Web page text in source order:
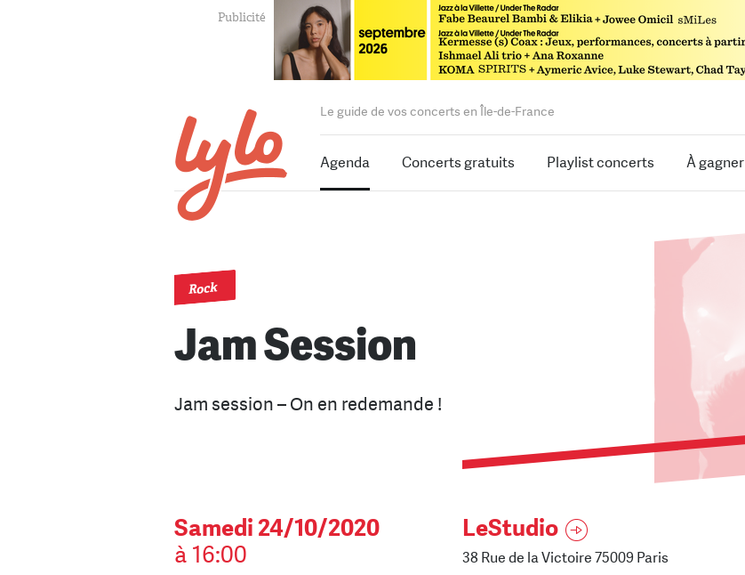
Le guide de vos concerts en Île-de-France
Agenda Concerts gratuits Playlist concerts À gagner
Rock
Jam Session
Jam session – On en redemande !
Samedi 24/10/2020
à 16:00
LeStudio
38 Rue de la Victoire 75009 Paris